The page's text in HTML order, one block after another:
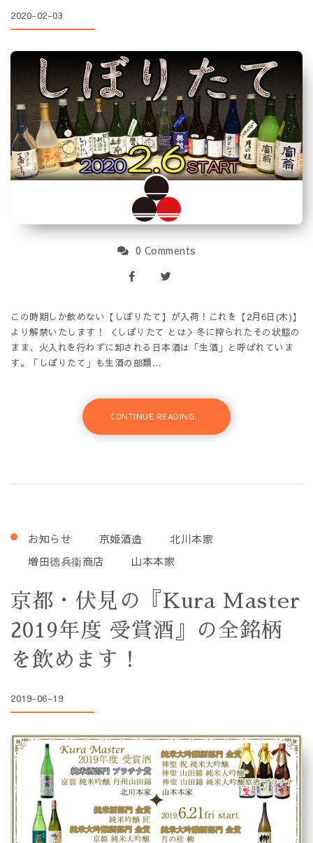
2020-02-03
0 Comments
この時期しか飲めない【しぼりたて】が入荷！これを【2月6日(木)】
より解禁いたします！ ＜しぼりたて とは＞冬に搾られたその状態の
まま、火入れを行わずに卸される日本酒は「生酒」と呼ばれていま
す。「しぼりたて」も生酒の部類…
CONTINUE READING...
お知らせ 京姫酒造
北川本家
増田德兵衞商店
山本本家
京都・伏見の『Kura Master
2019年度 受賞酒』の全銘柄
を飲めます！
2019-06-19